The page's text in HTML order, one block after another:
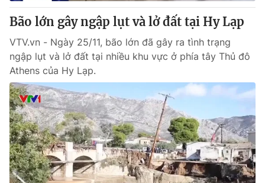
thuận bằng văn bản. Ghi rõ nguồn VTV.vn khi phát hành lại
thông tin từ website này.
Bão lớn gây ngập lụt và lở đất tại Hy Lạp
VTV.vn - Ngày 25/11, bão lớn đã gây ra tình trạng
ngập lụt và lở đất tại nhiều khu vực ở phía tây Thủ đô
Athens của Hy Lạp.